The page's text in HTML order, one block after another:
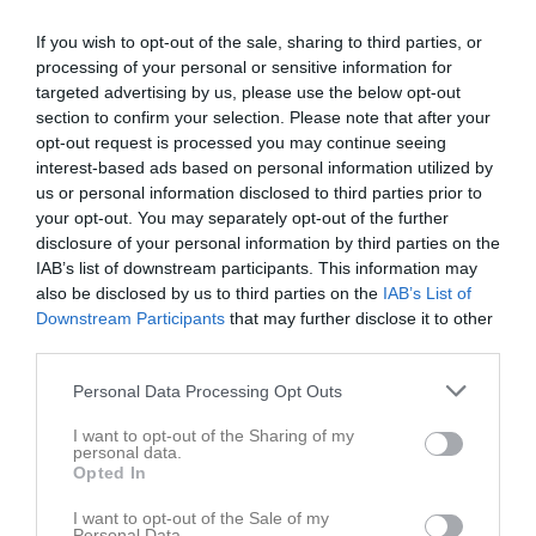
If you wish to opt-out of the sale, sharing to third parties, or
processing of your personal or sensitive information for
targeted advertising by us, please use the below opt-out
section to confirm your selection. Please note that after your
opt-out request is processed you may continue seeing
interest-based ads based on personal information utilized by
us or personal information disclosed to third parties prior to
your opt-out. You may separately opt-out of the further
disclosure of your personal information by third parties on the
IAB’s list of downstream participants. This information may
also be disclosed by us to third parties on the IAB’s List of
Downstream Participants that may further disclose it to other
Personal Data Processing Opt Outs
I want to opt-out of the Sharing of my
personal data.
Opted In
I want to opt-out of the Sale of my
plats två i serien med 39 p och Iggesund på plats tre med 35 p.
Det blir aldrig någon större spänning om vilket lag som tar hem
dagens poäng. Tobias Johansson är först att noteras i
målprotokollet, 1-0, detta i minut 7'. Awet Abisolom gör 2-0 i
matchminut 26' och Liam Lindqvist-Rinnan gör 3-0 i minut 34'. 3-0
är ställningen efter 45 minuter och det känns mycket avlägset att
Iggesund skulle vända på detta.
Näsviken backar hem en aning i den andra halvleken och släpper
inte igenom gästerna till några farligheter. Matchen slutar 3-0 och
Näsviken har ett litet grepp om kvalplatsen i herrarnas div 4.
3p Tobbe Johansson
1p Awet Abisolom
Spelarstatistik